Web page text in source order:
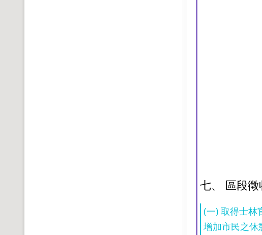
七、 區段徵
(一) 取得士林
增加市民之休